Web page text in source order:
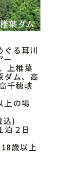
る耳川
ー
上椎葉
ダム、高
千穂峡
上の場
込)
２日
歳以上